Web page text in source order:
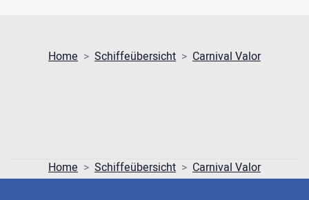
Home Schiffeübersicht Carnival Valor
Home Schiffeübersicht Carnival Valor